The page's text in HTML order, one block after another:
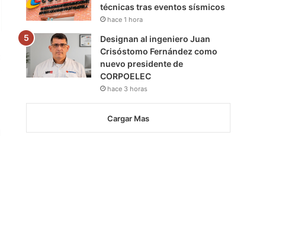
técnicas tras eventos sísmicos
hace 1 hora
Designan al ingeniero Juan
Crisóstomo Fernández como
nuevo presidente de
CORPOELEC
hace 3 horas
Cargar Mas